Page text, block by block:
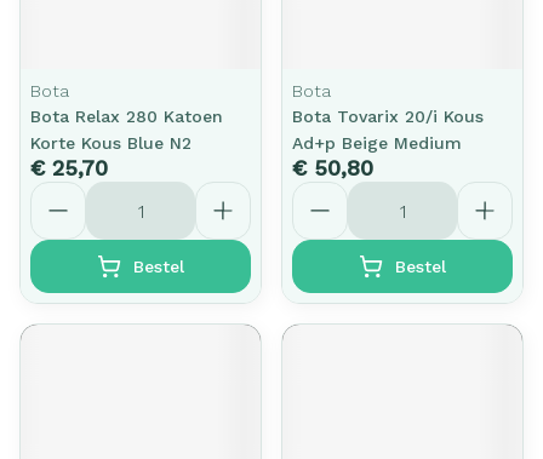
Bota
Bota Relax 280 Katoen
Korte Kous Blue N2
€ 25,70
Aantal
Bestel
Bota
Bota Tovarix 20/i Kous
Ad+p Beige Medium
€ 50,80
Aantal
Bestel